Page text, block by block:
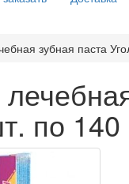
зубная паста
по 140